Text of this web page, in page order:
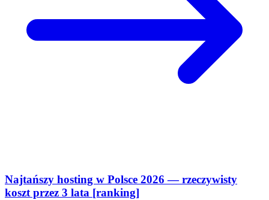
Najtańszy hosting w Polsce 2026 — rzeczywisty
koszt przez 3 lata [ranking]